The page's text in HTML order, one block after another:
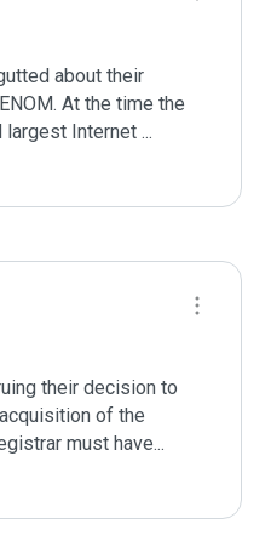
about their
At the time the
largest Internet ...
their decision to
of the
must have...